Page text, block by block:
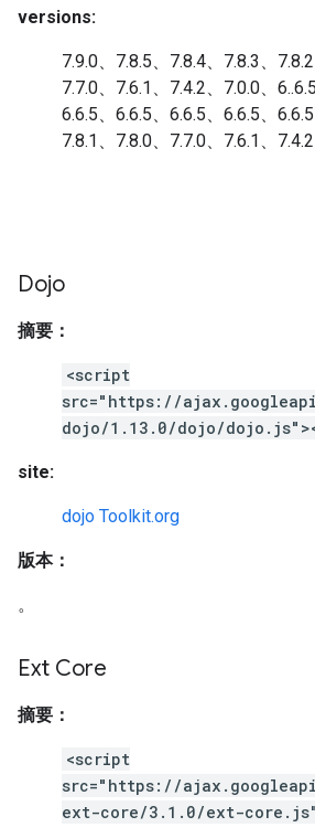
versions:
7.9.0、7.8.5、7.8.4、7.8.3、7.8.2
7.7.0、7.6.1、7.4.2、7.0.0、
6.6.5、6.6.5、6.6.5、6.6.5、6.6.5
7.8.1、7.8.0、7.7.0、7.6.1、
Dojo
摘要：
<script
src="https://
dojo/1.13.0/dojo/
site:
dojo Toolkit.org
版本：
。
Ext Core
摘要：
<script
src="https://
ext-core/3.1.0/ext-